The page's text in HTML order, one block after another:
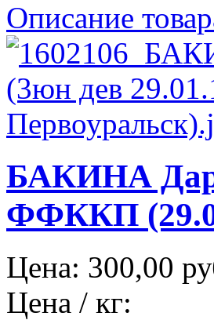
Описание
БАКИНА
ФФККП
Цена: 300,00
Цена / кг: